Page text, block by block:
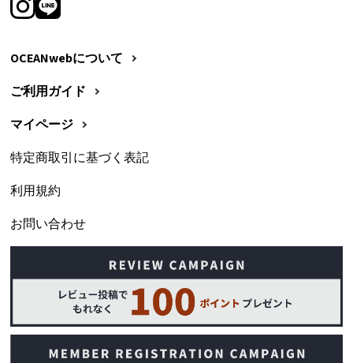
OCEANwebについて
ご利用ガイド
マイページ
特定商取引に基づく表記
利用規約
お問い合わせ